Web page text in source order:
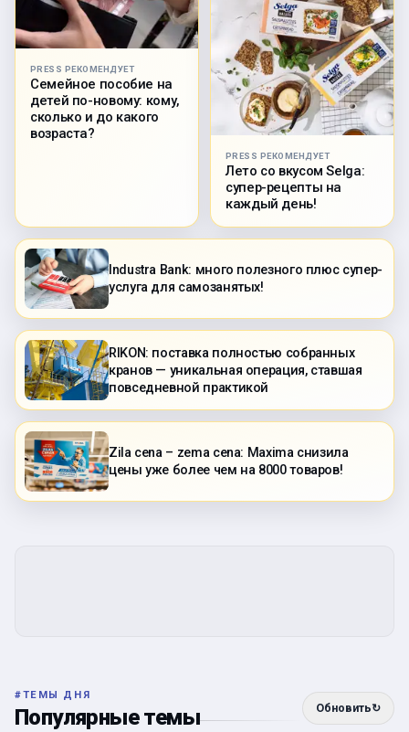
PRESS РЕКОМЕНДУЕТ
Семейное пособие на
детей по-новому: кому,
сколько и до какого
возраста?
PRESS РЕКОМЕНДУЕТ
Лето со вкусом Selga:
супер-рецепты на
каждый день!
Industra Bank: много полезного плюс супер-
услуга для самозанятых!
RIKON: поставка полностью собранных
кранов — уникальная операция, ставшая
повседневной практикой
Zila cena – zema cena: Maxima снизила
цены уже более чем на 8000 товаров!
#ТЕМЫ ДНЯ
Популярные темы Обновить↻